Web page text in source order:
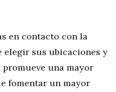
en contacto con la
elegir sus ubicaciones y
una mayor
fomentar un mayor